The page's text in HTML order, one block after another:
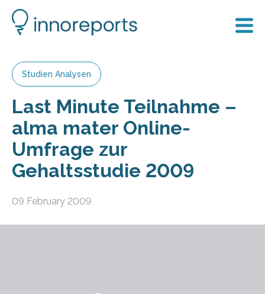
Studien Analysen
Last Minute Teilnahme –
alma mater Online-
Umfrage zur
Gehaltsstudie 2009
09 February 2009